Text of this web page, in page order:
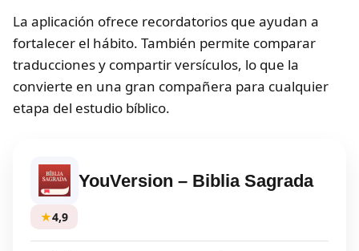
La aplicación ofrece recordatorios que ayudan a
fortalecer el hábito. También permite comparar
traducciones y compartir versículos, lo que la
convierte en una gran compañera para cualquier
etapa del estudio bíblico.
YouVersion – Biblia Sagrada
★4,9